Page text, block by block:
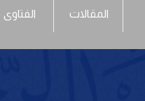
المقالات الفتاوى